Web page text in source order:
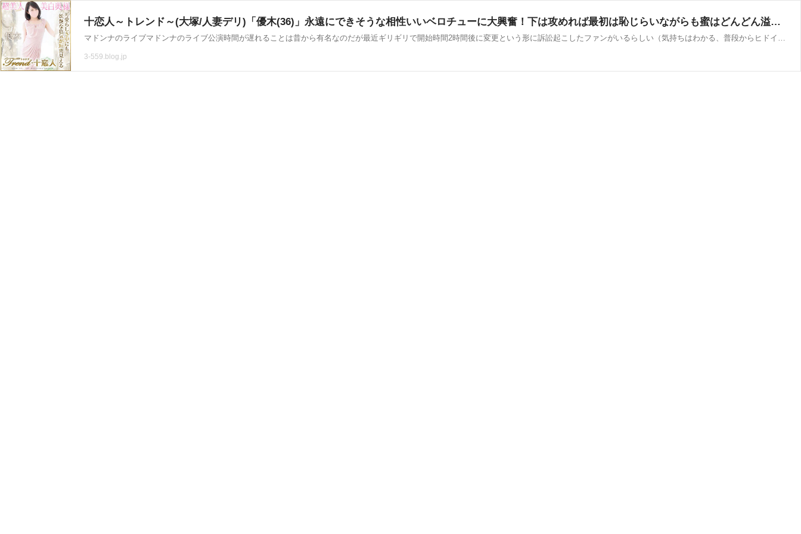
十恋人～トレンド～(大塚/人妻デリ)「優木(36)」永遠にできそうな相性いいベロチューに大興奮！下は攻めれば最初は恥じらいながらも蜜はどんどん溢れ、もっとぉ～そこぉぉ～ : 鶯谷大塚デリヘル風俗体験ブログ“グランドスラム”
マドンナのライブマドンナのライブ公演時間が遅れることは昔から有名なのだが最近ギリギリで開始時間2時間後に変更という形に訴訟起こしたファンがいるらしい（気持ちはわかる、普段からヒドイと2時間くらい遅れる）「The Girlie Show Tour」で日本に来て観に行った時もかな
3-559.blog.jp